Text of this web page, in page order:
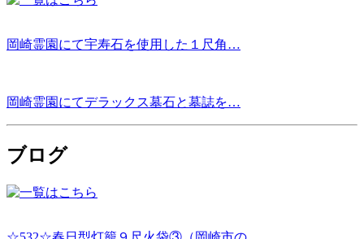
岡崎霊園にて宇寿石を使用した１尺角…
岡崎霊園にてデラックス墓石と墓誌を…
ブログ